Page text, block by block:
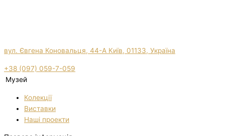
вул. Євгена Коновальця, 44-А Київ, 01133, Україна
+38 (097) 059-7-059
Музей
Колекції
Виставки
Нашi проекти